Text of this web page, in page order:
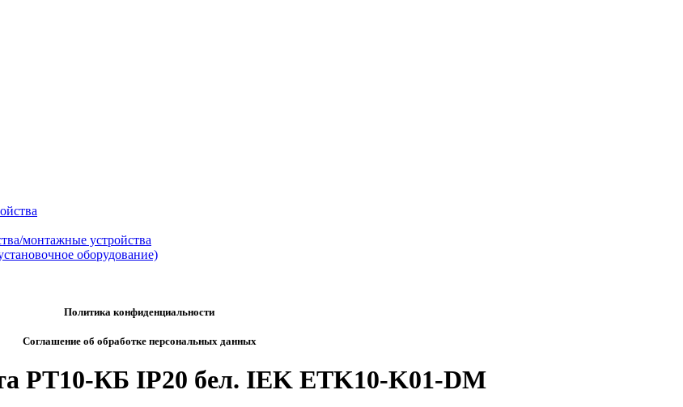
монтажные устройства
оборудование)
Политика конфиденциальности
Соглашение об обработке персональных данных
РТ10-КБ IP20 бел. IEK ETK10-K01-DM